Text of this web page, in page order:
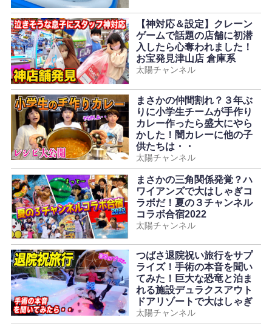
【神対応＆設定】クレーン
ゲームで話題の店舗に初潜
入したら心奪われました！
お宝発見津山店 倉庫系
太陽チャンネル
まさかの仲間割れ？３年ぶ
りに小学生チームが手作り
カレー作ったら盛大にやら
かした！闇カレーに他の子
供たちは・・
太陽チャンネル
まさかの三角関係発覚？ハ
ワイアンズで大はしゃぎコ
ラボだ！夏の３チャンネル
コラボ合宿2022
太陽チャンネル
つばさ退院祝い旅行をサプ
ライズ！手術の本音を聞い
てみた！巨大な恐竜と泊ま
れる施設デュラクスアウト
ドアリゾートで大はしゃぎ
太陽チャンネル